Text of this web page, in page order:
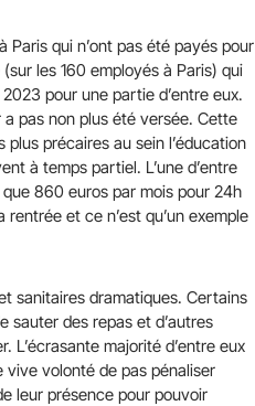
Paris qui n’ont pas été payés pour
les 160 employés à Paris) qui
pour une partie d’entre eux.
pas non plus été versée. Cette
précaires au sein l’éducation
à temps partiel. L’une d’entre
860 euros par mois pour 24h
et ce n’est qu’un exemple
sanitaires dramatiques. Certains
sauter des repas et d’autres
L’écrasante majorité d’entre eux
volonté de pas pénaliser
leur présence pour pouvoir